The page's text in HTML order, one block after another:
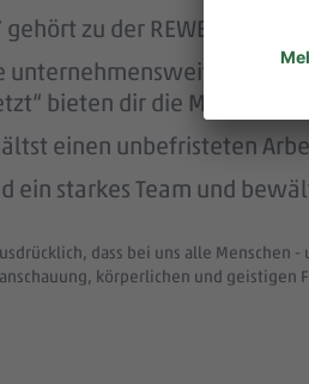
gehört zu der REWE
unternehmensweiten
bieten dir die
einen unbefristeten
ein starkes Team und
dass bei uns alle
körperlichen und